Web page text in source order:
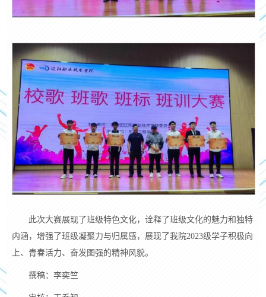
此次大赛展现了班级特色文化，诠释了班级文化的魅力和独特
内涵，增强了班级凝聚力与归属感，展现了我院2023级学子积极向
上、青春活力、奋发图强的精神风貌。
撰稿：李奕竺